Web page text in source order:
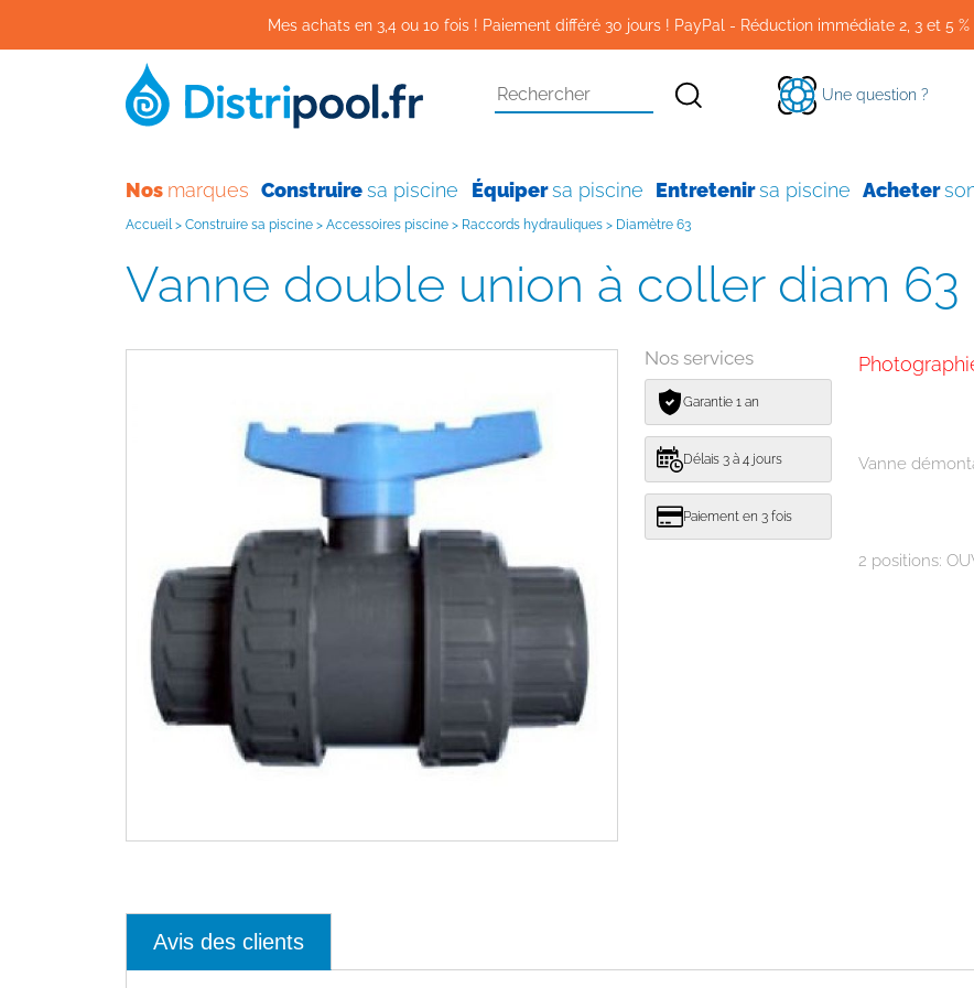
Mes achats en 3,4 ou 10 fois ! Paiement différé 30 jours ! PayPal - Réduction immédiate 2, 3 et 5
Une question ?
Nos marques Construiresa piscine Équipersa piscine Entretenirsa piscine Acheter
Accueil > Construire sa piscine > Accessoires piscine > Raccords hydrauliques > Diamètre 63
Vanne double union à coller diam 63
Nos services
Garantie 1 an
Délais 3 à 4 jours
Paiement en 3 fois
Vanne
2 positions:
Avis des clients